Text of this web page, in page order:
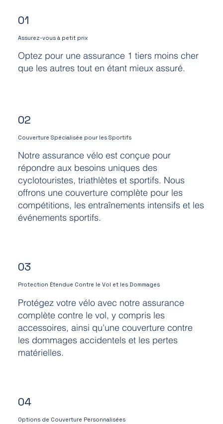
01
Assurez-vous à petit prix
Optez pour une assurance 1 tiers moins cher
que les autres tout en étant mieux assuré.
02
Couverture Spécialisée pour les Sportifs
Notre assurance vélo est conçue pour
répondre aux besoins uniques des
cyclotouristes, triathlètes et sportifs. Nous
offrons une couverture complète pour les
compétitions, les entraînements intensifs et les
événements sportifs.
03
Protection Étendue Contre le Vol et les Dommages
Protégez votre vélo avec notre assurance
complète contre le vol, y compris les
accessoires, ainsi qu'une couverture contre
les dommages accidentels et les pertes
matérielles.
04
Options de Couverture Personnalisées